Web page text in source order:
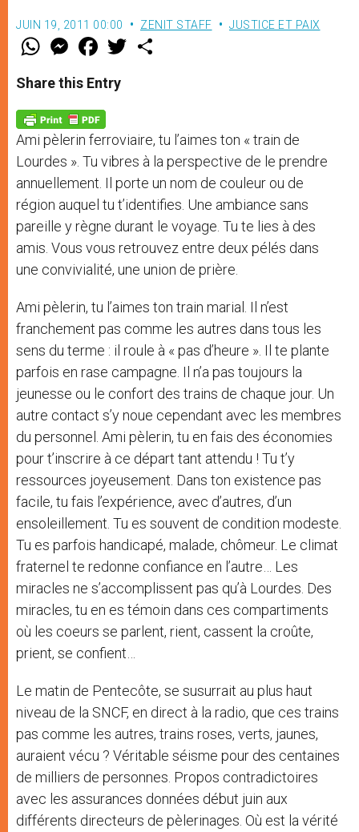
JUIN 19, 2011 00:00 ZENIT STAFF JUSTICE ET PAIX
W
t
s
p
p
M
e
s
e
g
e
r
F
a
e
b
o
k
w
Share this Entry
Ami pèlerin ferroviaire, tu l’aimes ton « train de
Lourdes ». Tu vibres à la perspective de le prendre
annuellement. Il porte un nom de couleur ou de
région auquel tu t’identifies. Une ambiance sans
pareille y règne durant le voyage. Tu te lies à des
amis. Vous vous retrouvez entre deux pélés dans
une convivialité, une union de prière.
Ami pèlerin, tu l’aimes ton train marial. Il n’est
franchement pas comme les autres dans tous les
sens du terme : il roule à « pas d’heure ». Il te plante
parfois en rase campagne. Il n’a pas toujours la
jeunesse ou le confort des trains de chaque jour. Un
autre contact s’y noue cependant avec les membres
du personnel. Ami pèlerin, tu en fais des économies
pour t’inscrire à ce départ tant attendu ! Tu t’y
ressources joyeusement. Dans ton existence pas
facile, tu fais l’expérience, avec d’autres, d’un
ensoleillement. Tu es souvent de condition modeste.
Tu es parfois handicapé, malade, chômeur. Le climat
fraternel te redonne confiance en l’autre… Les
miracles ne s’accomplissent pas qu’à Lourdes. Des
miracles, tu en es témoin dans ces compartiments
où les coeurs se parlent, rient, cassent la croûte,
prient, se confient…
Le matin de Pentecôte, se susurrait au plus haut
niveau de la SNCF, en direct à la radio, que ces trains
pas comme les autres, trains roses, verts, jaunes,
auraient vécu ? Véritable séisme pour des centaines
de milliers de personnes. Propos contradictoires
avec les assurances données début juin aux
différents directeurs de pèlerinages. Où est la vérité